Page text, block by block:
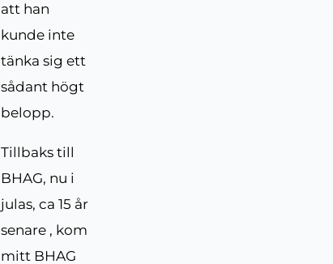
att han
kunde inte
tänka sig ett
sådant högt
belopp.
Tillbaks till
BHAG, nu i
julas, ca 15 år
senare , kom
mitt BHAG